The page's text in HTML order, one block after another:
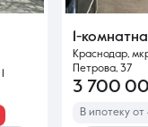
1-
Краснодар,
Петрова, 37
3 700
В ипотеку